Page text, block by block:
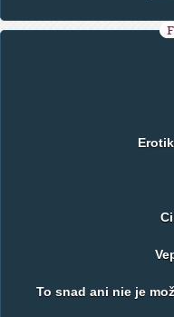
To snad ani nie je